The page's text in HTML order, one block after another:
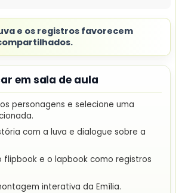
e os registros favorecem
em sala de aula
personagens e selecione uma
com a luva e dialogue sobre a
flipbook e o lapbook como registros
interativa da Emília.